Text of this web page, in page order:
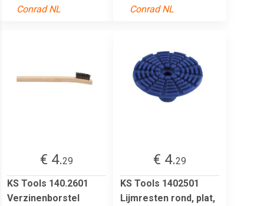
Conrad NL
Conrad NL
€ 4.29
KS Tools 140.2601
Verzinenborstel
€ 4.29
KS Tools 1402501
Lijmresten rond, plat,